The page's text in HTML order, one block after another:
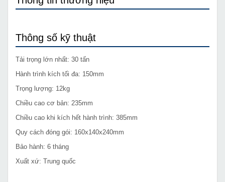
Thông số kỹ thuật
Tải trọng lớn nhất: 30 tấn
Hành trình kích tối đa: 150mm
Trọng lượng: 12kg
Chiều cao cơ bản: 235mm
Chiều cao khi kích hết hành trình: 385mm
Quy cách đóng gói: 160x140x240mm
Bảo hành: 6 tháng
Xuất xứ: Trung quốc